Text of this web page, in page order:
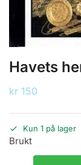
Havets
kr 150
Kun 1 på lager
Brukt